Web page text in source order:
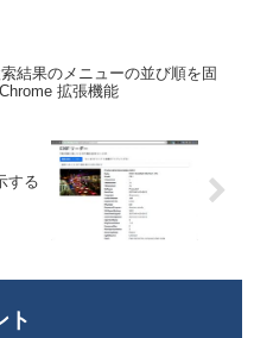
結果のメニューの並び順を固
拡張機能
する
ト